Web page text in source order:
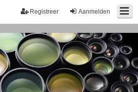
Aanmelden
Registreer